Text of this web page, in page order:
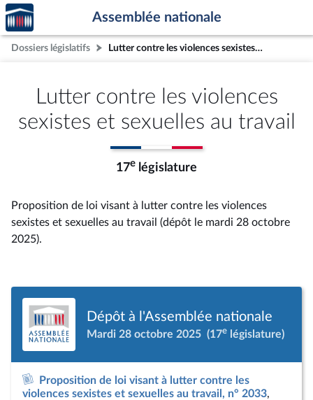
Aller au contenu
Aller en bas de la page
Accèder
à la
page
d'accueil
Assemblée nationale
Dossiers législatifs Lutter contre les violences sexistes et sexuelles au travail
Lutter contre les violences
sexistes et sexuelles au travail
17e législature
Proposition de loi visant à lutter contre les violences
sexistes et sexuelles au travail (dépôt le mardi 28 octobre
2025).
Dépôt à l'Assemblée nationale
Mardi 28 octobre 2025 (17e législature)
Proposition de loi visant à lutter contre les
violences sexistes et sexuelles au travail, n° 2033,